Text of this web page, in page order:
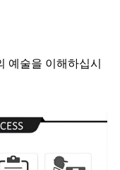
예술을 이해하십시